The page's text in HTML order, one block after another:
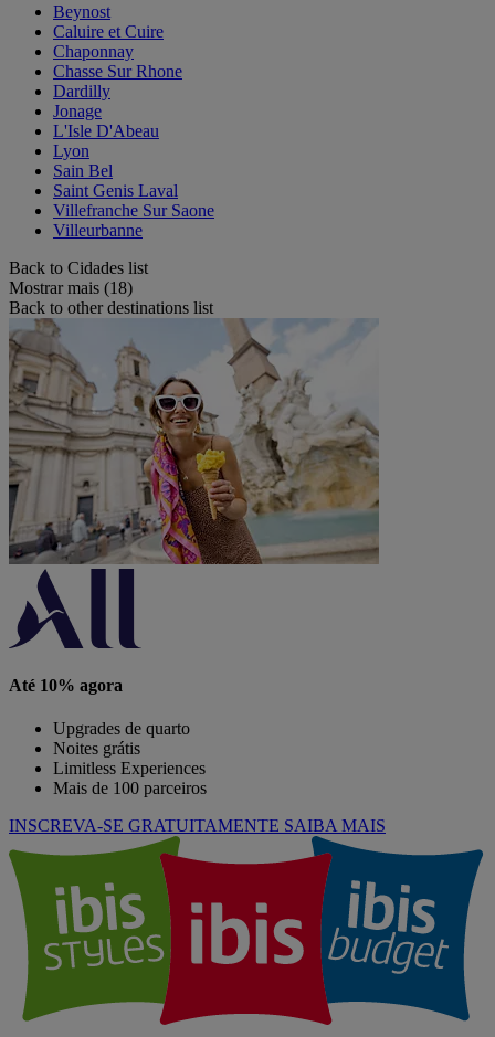
Beynost
Caluire et Cuire
Chaponnay
Chasse Sur Rhone
Dardilly
Jonage
L'Isle D'Abeau
Lyon
Sain Bel
Saint Genis Laval
Villefranche Sur Saone
Villeurbanne
Back to Cidades list
Mostrar mais (18)
Back to other destinations list
Até 10% agora
Upgrades de quarto
Noites grátis
Limitless Experiences
Mais de 100 parceiros
INSCREVA-SE GRATUITAMENTE SAIBA MAIS